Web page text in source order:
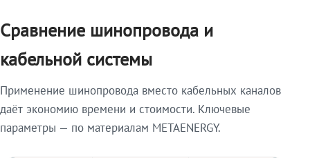
Сравнение шинопровода и
кабельной системы
Применение шинопровода вместо кабельных каналов
даёт экономию времени и стоимости. Ключевые
параметры — по материалам METAENERGY.